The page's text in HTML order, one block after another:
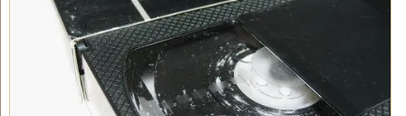
Ein Band mit diesem Aussehen wird in Ihrem Gerät nicht lange
abspielbar sein. Bald wird das feine, flockige Pulver das Innere
Ihres VHS-Geräts und den Gerätekopf, der das Band liest,
bedecken und der Gerätekopf wird kein sauberes Bild mehr
erzeugen. Sie werden eine zunehmende Anzahl von Aussetzern
bemerken, während das Pulver weiterhin am Kopf haftet.